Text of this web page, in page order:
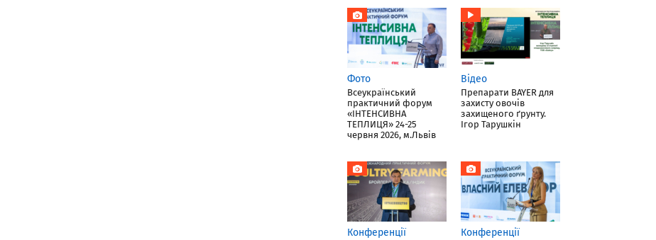
Фото
Всеукраїнський
практичний форум
«ІНТЕНСИВНА
ТЕПЛИЦЯ» 24-25
червня 2026, м.Львів
Відео
Препарати BAYER для
захисту овочів
захищеного ґрунту.
Ігор Тарушкін
Конференції Конференції